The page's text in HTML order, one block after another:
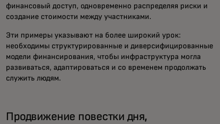
финансовый доступ, одновременно распределяя риски и
создание стоимости между участниками.
Эти примеры указывают на более широкий урок:
необходимы структурированные и диверсифицированные
модели финансирования, чтобы инфраструктура могла
развиваться, адаптироваться и со временем продолжать
служить людям.
Продвижение повестки дня,